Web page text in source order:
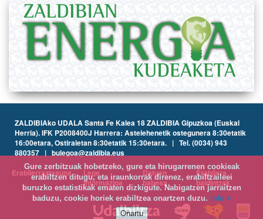
ZALDIBIAko UDALA Santa Fe Kalea 18 ZALDIBIA Gipuzkoa (Euskal
Herria). IFK P2008400J Harrera: Astelehenetik ostegunera 8:30etatik
16:00etara, Ostiraletan 8:30etatik 15:30etara. | Tel. (0034) 943
880357 | bulegoa@zaldibia.eus
Erabilerraztasuna
Lege
informazioa
Datuen
babesa
Erabilera
baldintzak
Gure zerbitzuak hobetzeko, gure eta hirugarrenen cookieak
erabiltzen ditugu, eta iraunkorrak direnez, erabiltzaileei
buruzko estatistikak ematen dizkigute. Nabigatzen jarraitzen
baduzu, cookie horiek erabiltzea onartzen duzu. info +